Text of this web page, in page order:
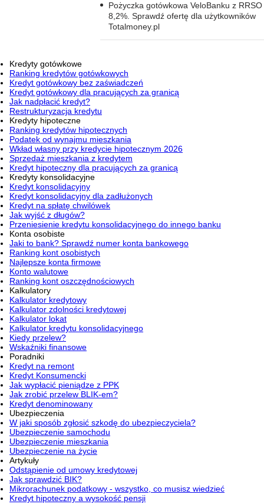
Pożyczka gotówkowa VeloBanku z RRSO
8,2%. Sprawdź ofertę dla użytkowników
Totalmoney.pl
Kredyty gotówkowe
Ranking kredytów gotówkowych
Kredyt gotówkowy bez zaświadczeń
Kredyt gotówkowy dla pracujących za granicą
Jak nadpłacić kredyt?
Restrukturyzacja kredytu
Kredyty hipoteczne
Ranking kredytów hipotecznych
Podatek od wynajmu mieszkania
Wkład własny przy kredycie hipotecznym 2026
Sprzedaż mieszkania z kredytem
Kredyt hipoteczny dla pracujących za granicą
Kredyty konsolidacyjne
Kredyt konsolidacyjny
Kredyt konsolidacyjny dla zadłużonych
Kredyt na spłatę chwilówek
Jak wyjść z długów?
Przeniesienie kredytu konsolidacyjnego do innego banku
Konta osobiste
Jaki to bank? Sprawdź numer konta bankowego
Ranking kont osobistych
Najlepsze konta firmowe
Konto walutowe
Ranking kont oszczędnościowych
Kalkulatory
Kalkulator kredytowy
Kalkulator zdolności kredytowej
Kalkulator lokat
Kalkulator kredytu konsolidacyjnego
Kiedy przelew?
Wskaźniki finansowe
Poradniki
Kredyt na remont
Kredyt Konsumencki
Jak wypłacić pieniądze z PPK
Jak zrobić przelew BLIK-em?
Kredyt denominowany
Ubezpieczenia
W jaki sposób zgłosić szkodę do ubezpieczyciela?
Ubezpieczenie samochodu
Ubezpieczenie mieszkania
Ubezpieczenie na życie
Artykuły
Odstąpienie od umowy kredytowej
Jak sprawdzić BIK?
Mikrorachunek podatkowy - wszystko, co musisz wiedzieć
Kredyt hipoteczny a wysokość pensji